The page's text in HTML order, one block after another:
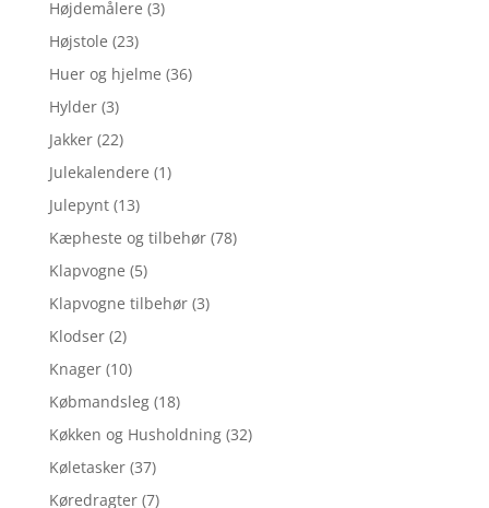
Højdemålere (3)
Højstole (23)
Huer og hjelme (36)
Hylder (3)
Jakker (22)
Julekalendere (1)
Julepynt (13)
Kæpheste og tilbehør (78)
Klapvogne (5)
Klapvogne tilbehør (3)
Klodser (2)
Knager (10)
Købmandsleg (18)
Køkken og Husholdning (32)
Køletasker (37)
Køredragter (7)